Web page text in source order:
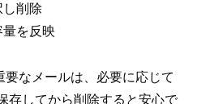
削除
を反映
なメールは、必要に応じて
存してから削除すると安心で